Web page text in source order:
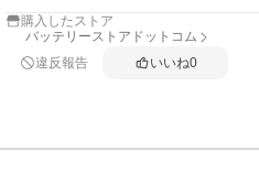
購入したストア
バッテリーストアドットコム
違反報告
いいね0